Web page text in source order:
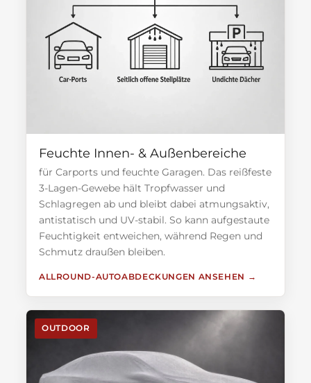
Feuchte Innen- & Außenbereiche
für Carports und feuchte Garagen. Das reißfeste
3-Lagen-Gewebe hält Tropfwasser und
Schlagregen ab und bleibt dabei atmungsaktiv,
antistatisch und UV-stabil. So kann aufgestaute
Feuchtigkeit entweichen, während Regen und
Schmutz draußen bleiben.
ALLROUND-AUTOABDECKUNGEN ANSEHEN
OUTDOOR